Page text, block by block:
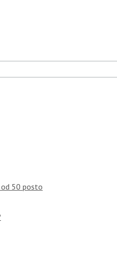
50 posto